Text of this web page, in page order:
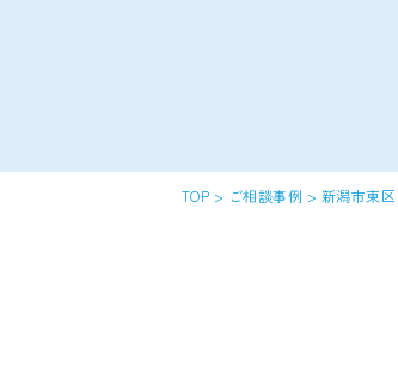
TOP > ご相談事例 > 新潟市東区